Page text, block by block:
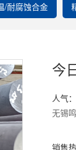
/耐腐蚀合金
今
人气
无锡
销售热